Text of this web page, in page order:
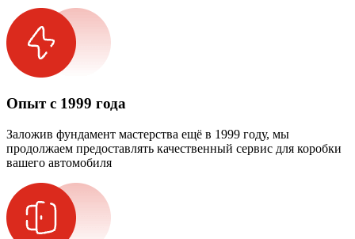
Опыт с 1999 года
Заложив фундамент мастерства ещё в 1999 году, мы
продолжаем предоставлять качественный сервис для коробки
вашего автомобиля